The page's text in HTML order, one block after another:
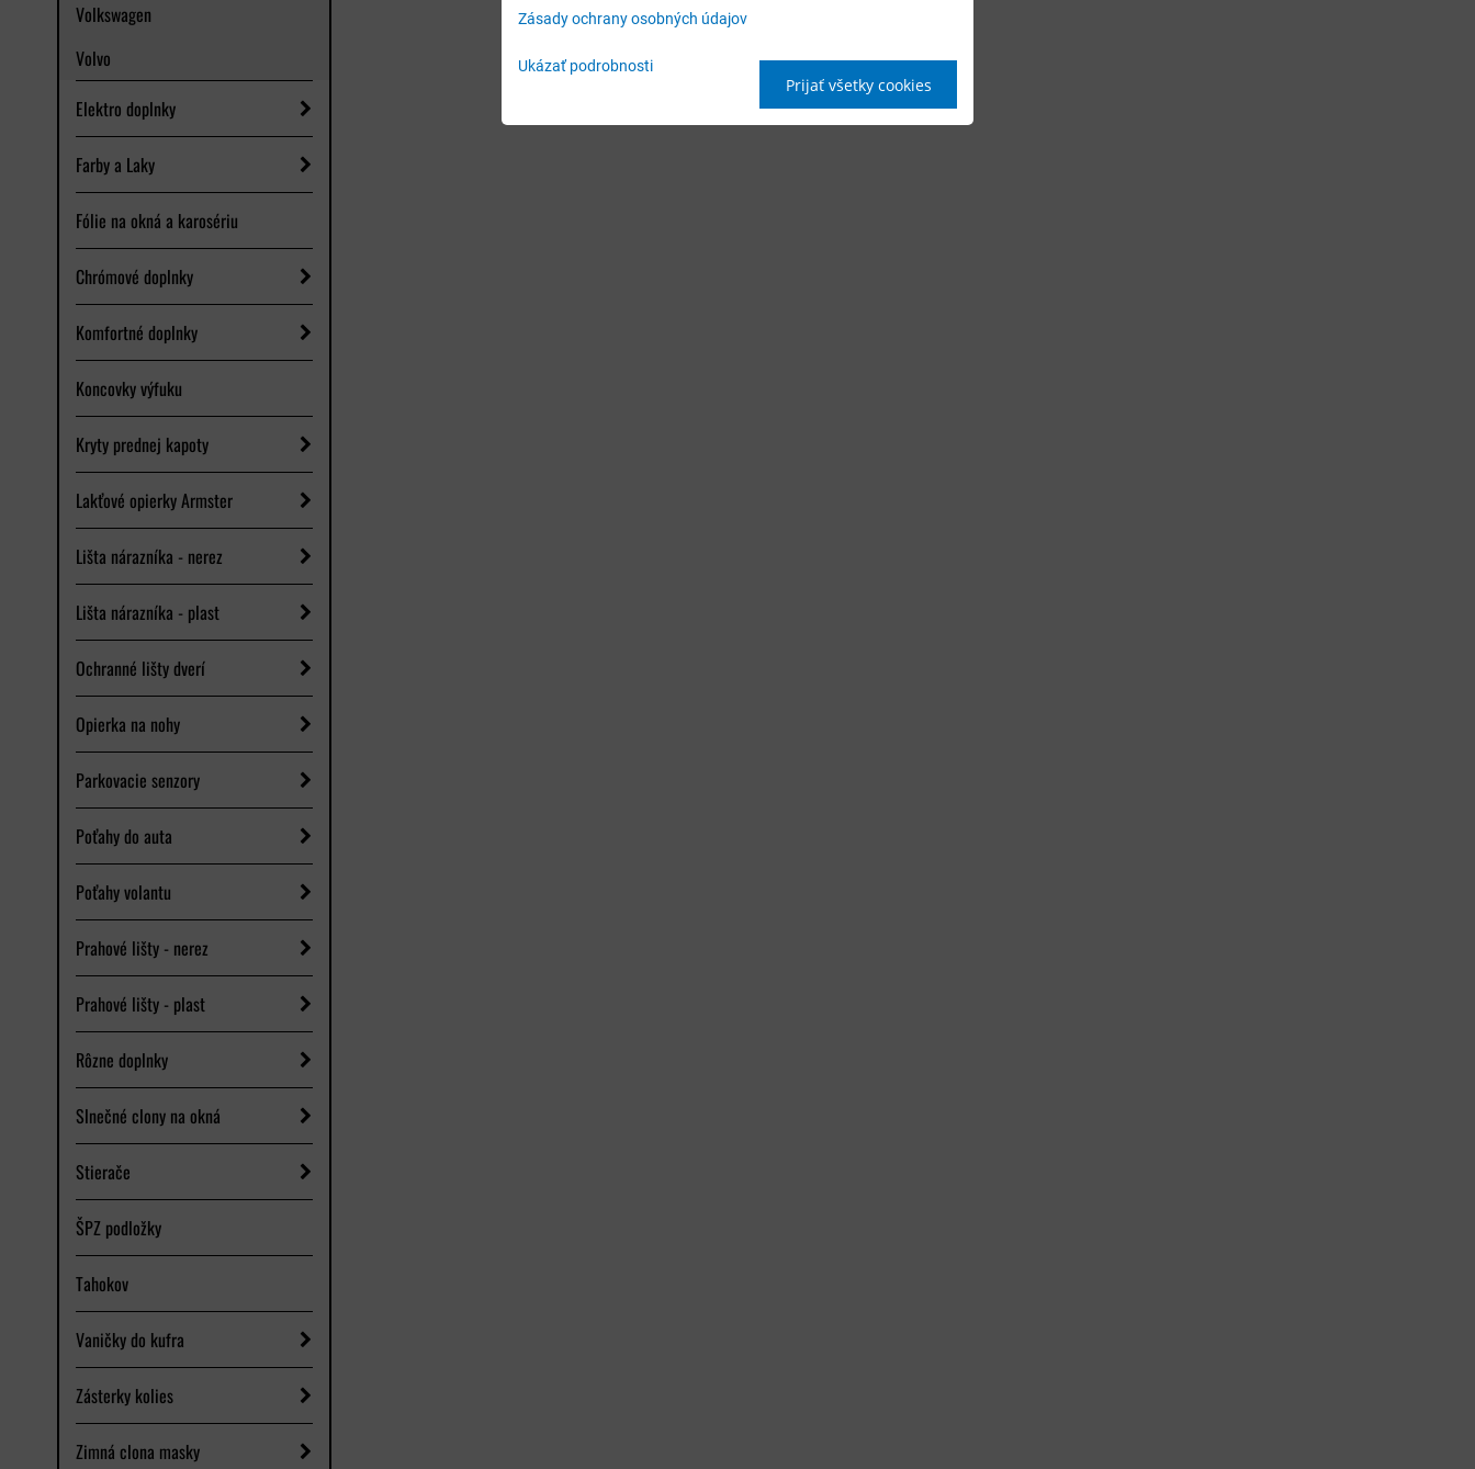
Volkswagen
Volvo
Elektro doplnky
Farby a Laky
Fólie na okná a karosériu
Chrómové doplnky
Komfortné doplnky
Koncovky výfuku
Kryty prednej kapoty
Lakťové opierky Armster
Lišta nárazníka - nerez
Lišta nárazníka - plast
Ochranné lišty dverí
Opierka na nohy
Parkovacie senzory
Poťahy do auta
Poťahy volantu
Prahové lišty - nerez
Prahové lišty - plast
Rôzne doplnky
Slnečné clony na okná
Stierače
ŠPZ podložky
Tahokov
Vaničky do kufra
Zásterky kolies
Zimná clona masky
Zásady ochrany osobných údajov
Ukázať podrobnosti
Prijať všetky cookies